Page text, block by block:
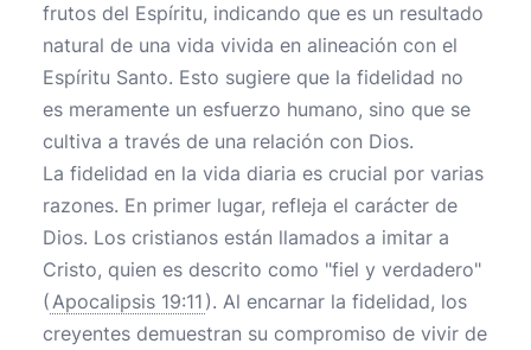
frutos del Espíritu, indicando que es un resultado
natural de una vida vivida en alineación con el
Espíritu Santo. Esto sugiere que la fidelidad no
es meramente un esfuerzo humano, sino que se
cultiva a través de una relación con Dios.
La fidelidad en la vida diaria es crucial por varias
razones. En primer lugar, refleja el carácter de
Dios. Los cristianos están llamados a imitar a
Cristo, quien es descrito como "fiel y verdadero"
(Apocalipsis 19:11 ). Al encarnar la fidelidad, los
creyentes demuestran su compromiso de vivir de